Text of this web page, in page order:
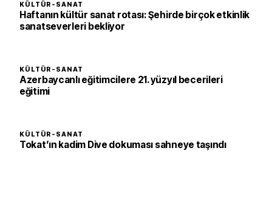
KÜLTÜR-SANAT
Haftanın kültür sanat rotası: Şehirde birçok etkinlik
sanatseverleri bekliyor
KÜLTÜR-SANAT
Azerbaycanlı eğitimcilere 21. yüzyıl becerileri
eğitimi
KÜLTÜR-SANAT
Tokat’ın kadim Dive dokuması sahneye taşındı